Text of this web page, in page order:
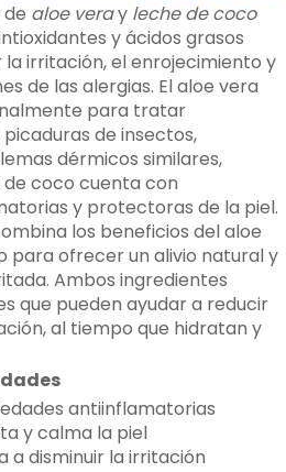
aloe veray leche de coco
y ácidos grasos
la irritación, el enrojecimiento y
de las alergias. El aloe vera
para tratar
de insectos,
dérmicos similares,
coco cuenta con
y protectoras de la piel.
los beneficios del aloe
para ofrecer un alivio natural y
Ambos ingredientes
que pueden ayudar a reducir
al tiempo que hidratan y
antiinflamatorias
y calma la piel
a disminuir la irritación